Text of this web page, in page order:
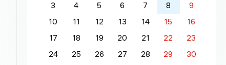
3
4 5 6 7 8
9
10
11 12 13 14 15
16
17
18 19 20 21 22
23
24
25 26 27 28 29
30